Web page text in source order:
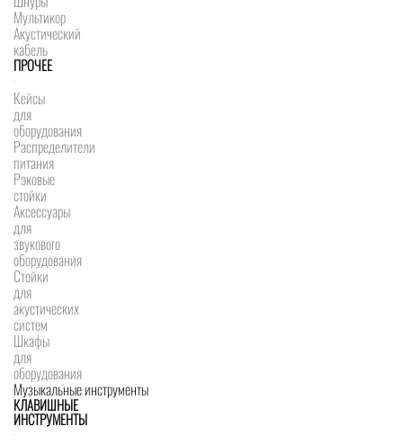
Мультикор
Акустический
кабель
ПРОЧЕЕ
Кейсы
для
оборудования
Распределители
питания
Рэковые
стойки
Аксессуары
для
звукового
оборудования
Стойки
для
акустических
систем
Шкафы
для
оборудования
Музыкальные инструменты
КЛАВИШНЫЕ
ИНСТРУМЕНТЫ